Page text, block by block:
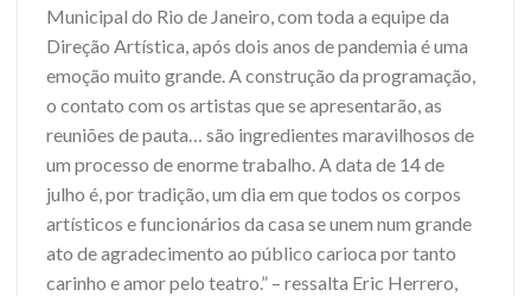
Municipal do Rio de Janeiro, com toda a equipe da
Direção Artística, após dois anos de pandemia é uma
emoção muito grande. A construção da programação,
o contato com os artistas que se apresentarão, as
reuniões de pauta… são ingredientes maravilhosos de
um processo de enorme trabalho. A data de 14 de
julho é, por tradição, um dia em que todos os corpos
artísticos e funcionários da casa se unem num grande
ato de agradecimento ao público carioca por tanto
carinho e amor pelo teatro.” – ressalta Eric Herrero,